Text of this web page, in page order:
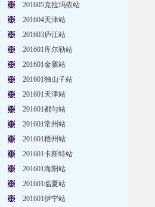
201605克拉玛依站
201604天津站
201603庐江站
201601库尔勒站
201601金寨站
201601独山子站
201601天津站
201601都匀站
201601常州站
201601梧州站
201601卡斯特站
201601海阳站
201601临夏站
201601伊宁站